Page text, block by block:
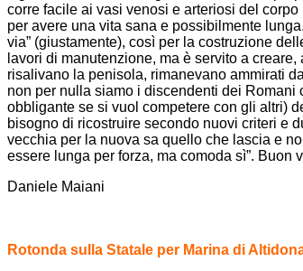
corre facile ai vasi venosi e arteriosi del
per avere una vita sana e possibilmente
via” (giustamente), così per la costruzione
lavori di manutenzione, ma è servito a
risalivano la penisola, rimanevano ammirati
non per nulla siamo i discendenti dei
obbligante se si vuol competere con gli altri)
bisogno di ricostruire secondo nuovi criteri e
vecchia per la nuova sa quello che lascia e
essere lunga per forza, ma comoda sì”. Buon
Daniele Maiani
Rotonda sulla Statale per Marina di